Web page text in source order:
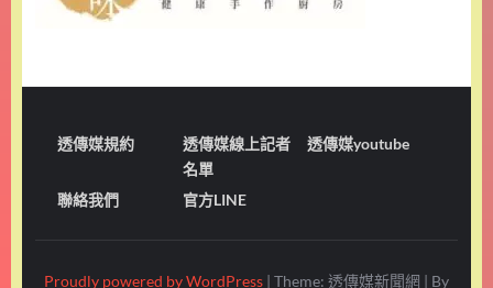
透傳媒規約
透傳媒線上記者
名單
透傳媒youtube
聯絡我們 官方LINE
Proudly powered by WordPress | Theme: 透傳媒新聞網 | By